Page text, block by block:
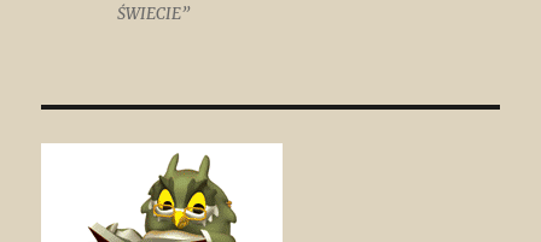
ŚWIECIE”